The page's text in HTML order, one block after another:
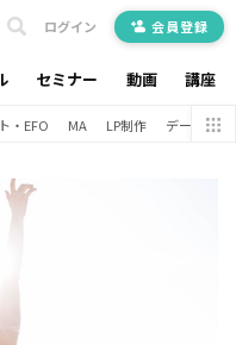
セミナー 動画 講座
ログイン 会員登録
・EFO MA LP制作 データ分析